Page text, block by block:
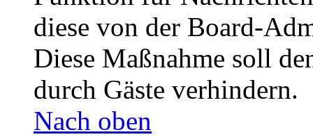
diese von der Board-
Diese Maßnahme soll
durch Gäste verhindern.
Nach oben